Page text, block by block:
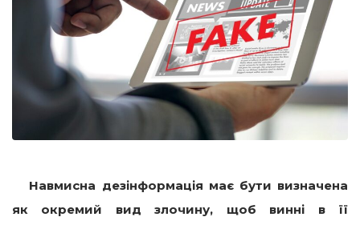
Навмисна дезінформація має бути визначена
як окремий вид злочину, щоб винні в її